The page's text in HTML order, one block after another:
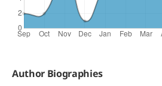
Author Biographies